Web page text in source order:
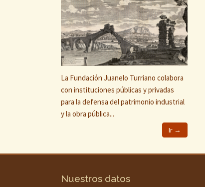
La Fundación Juanelo Turriano colabora
con instituciones públicas y privadas
para la defensa del patrimonio industrial
y la obra pública...
Ir →
Nuestros datos